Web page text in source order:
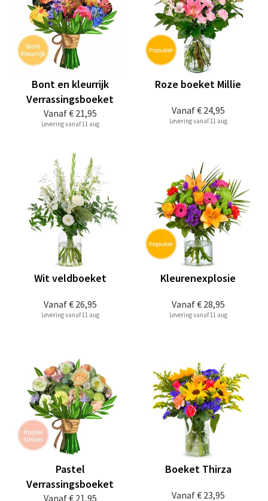
Vanaf€ 21,95
Bont en kleurrijk
Verrassingsboeket
Levering vanaf 11 aug
Vanaf€ 24,95
Roze boeket Millie
Levering vanaf 11 aug
Vanaf€ 26,95
Wit veldboeket
Levering vanaf 11 aug
Vanaf€ 28,95
Kleurenexplosie
Levering vanaf 11 aug
Vanaf€ 21,95
Pastel
Verrassingsboeket
Vanaf€ 23,95
Boeket Thirza